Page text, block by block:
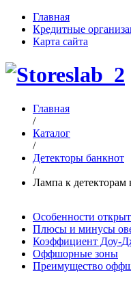
Главная
Кредитные
Карта сайта
Главная
/
Каталог
/
Детекторы банкнот
/
Лампа к
Особенности
Плюсы и минусы
Коэффициент Доу-
Оффшорные зоны
Преимущество